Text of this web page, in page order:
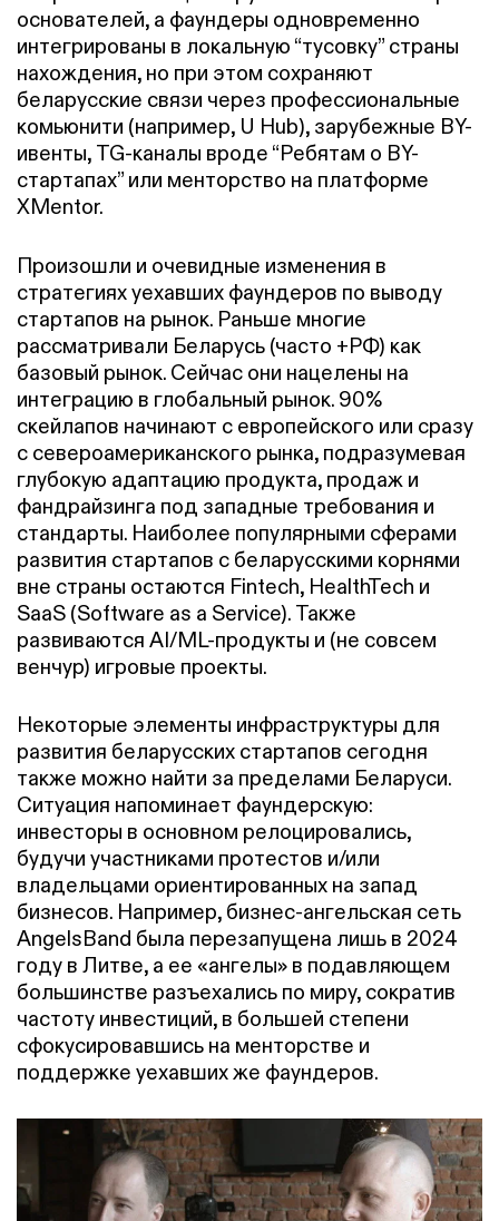
основателей, а фаундеры одновременно
интегрированы в локальную “тусовку” страны
нахождения, но при этом сохраняют
беларусские связи через профессиональные
комьюнити (например, U Hub), зарубежные BY-
ивенты, TG-каналы вроде “Ребятам о BY-
стартапах” или менторство на платформе
XMentor.
Произошли и очевидные изменения в
стратегиях уехавших фаундеров по выводу
стартапов на рынок. Раньше многие
рассматривали Беларусь (часто +РФ) как
базовый рынок. Сейчас они нацелены на
интеграцию в глобальный рынок. 90%
скейлапов начинают с европейского или сразу
с североамериканского рынка, подразумевая
глубокую адаптацию продукта, продаж и
фандрайзинга под западные требования и
стандарты. Наиболее популярными сферами
развития стартапов с беларусскими корнями
вне страны остаются Fintech, HealthTech и
SaaS (Software as a Service). Также
развиваются AI/ML-продукты и (не совсем
венчур) игровые проекты.
Некоторые элементы инфраструктуры для
развития беларусских стартапов сегодня
также можно найти за пределами Беларуси.
Ситуация напоминает фаундерскую:
инвесторы в основном релоцировались,
будучи участниками протестов и/или
владельцами ориентированных на запад
бизнесов. Например, бизнес-ангельская сеть
AngelsBand была перезапущена лишь в 2024
году в Литве, а ее «ангелы» в подавляющем
большинстве разъехались по миру, сократив
частоту инвестиций, в большей степени
сфокусировавшись на менторстве и
поддержке уехавших же фаундеров.